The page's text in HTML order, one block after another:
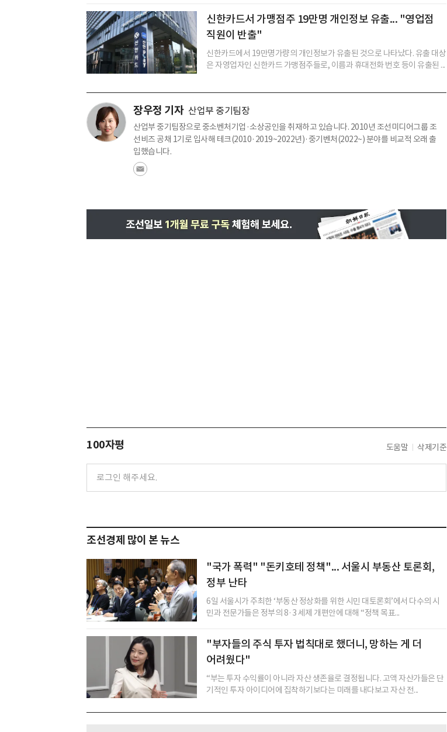
신한카드서 가맹점주 19만명 개인정보 유출... "영업점
직원이 반출"
신한카드에서 19만명가량의 개인정보가 유출된 것으로 나타났다. 유출 대상
은 자영업자인 신한카드 가맹점주들로, 이름과 휴대전화 번호 등이 유출된 ...
장우정 기자 산업부 중기팀장
산업부 중기팀장으로 중소벤처기업·소상공인을 취재하고 있습니다. 2010년 조선미디어그룹 조
선비즈 공채 1기로 입사해 테크(2010·2019~2022년)·중기벤처(2022~) 분야를 비교적 오래 출
입했습니다.
100자평 도움말 삭제기준
조선경제 많이 본 뉴스
"국가 폭력" "돈키호테 정책"... 서울시 부동산 토론회,
정부 난타
6일 서울시가 주최한 ‘부동산 정상화를 위한 시민 대토론회’에서 다수의 시
민과 전문가들은 정부의 8·3 세제 개편안에 대해 “정책 목표...
"부자들의 주식 투자 법칙대로 했더니, 망하는 게 더
어려웠다"
“부는 투자 수익률이 아니라 자산 생존율로 결정됩니다. 고액 자산가들은 단
기적인 투자 아이디어에 집착하기보다는 미래를 내다보고 자산 전...